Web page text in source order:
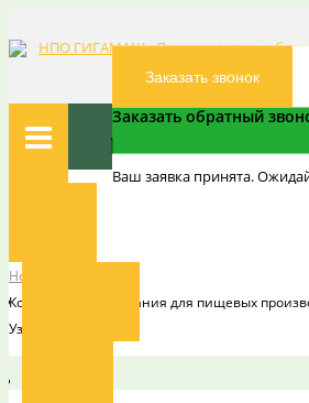
Заказать звонок
Заказать обратный
Ваш заявка принята.
Новости
Комплект оборудования для пищевых
Узбекистан